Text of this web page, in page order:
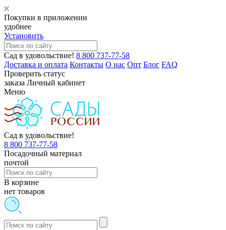
Покупки в приложении
удобнее
Установить
Сад в удовольствие! 8 800 737-77-58
Доставка и оплата Контакты О нас Опт Блог FAQ
Проверить статус
заказа Личный кабинет
Меню
Сад в удовольствие!
8 800 737-77-58
Посадочный материал
почтой
В корзине
нет товаров